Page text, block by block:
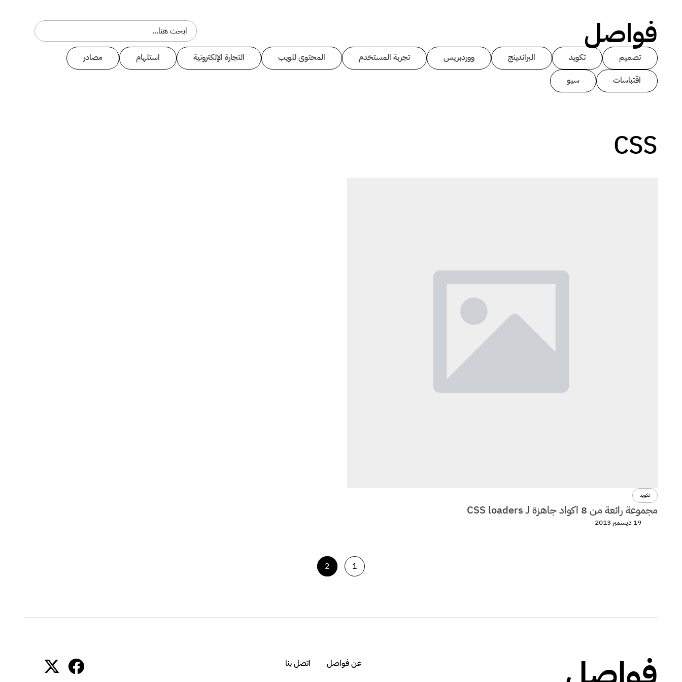
فواصل
تصميم تكويد البراندينج ووردبريس تجربة المستخدم المحتوى للويب التجارة الإلكترونية استلهام
مصادر
اقتباسات
سيو
CSS
تكويد
مجموعة رائعة من 8 اكواد جاهزة لـ CSS loaders
19 ديسمبر 2013
1
2
عن فواصل اتصل بنا